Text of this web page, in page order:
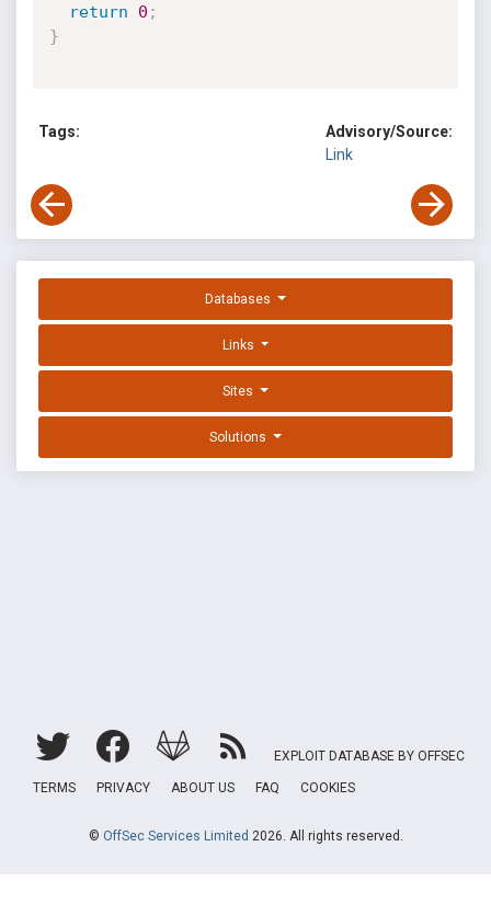
return 0 ;
}
Tags:
Advisory/Source:
Link
Databases
Links
Sites
Solutions
EXPLOIT DATABASE BY OFFSEC
TERMS PRIVACY ABOUT US FAQ COOKIES
© OffSec Services Limited 2026. All rights reserved.